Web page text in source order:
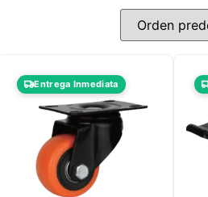
Entrega Inmediata